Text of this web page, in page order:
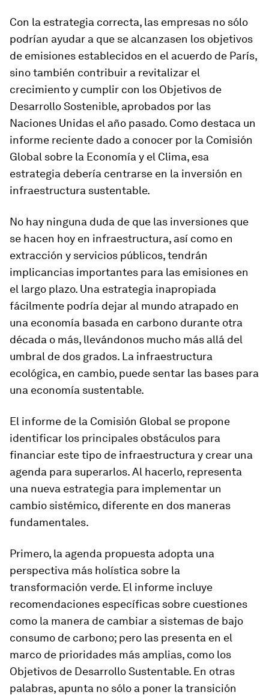
Con la estrategia correcta, las empresas no sólo
podrían ayudar a que se alcanzasen los objetivos
de emisiones establecidos en el acuerdo de París,
sino también contribuir a revitalizar el
crecimiento y cumplir con los Objetivos de
Desarrollo Sostenible, aprobados por las
Naciones Unidas el año pasado. Como destaca un
informe reciente dado a conocer por la Comisión
Global sobre la Economía y el Clima, esa
estrategia debería centrarse en la inversión en
infraestructura sustentable.
No hay ninguna duda de que las inversiones que
se hacen hoy en infraestructura, así como en
extracción y servicios públicos, tendrán
implicancias importantes para las emisiones en
el largo plazo. Una estrategia inapropiada
fácilmente podría dejar al mundo atrapado en
una economía basada en carbono durante otra
década o más, llevándonos mucho más allá del
umbral de dos grados. La infraestructura
ecológica, en cambio, puede sentar las bases para
una economía sustentable.
El informe de la Comisión Global se propone
identificar los principales obstáculos para
financiar este tipo de infraestructura y crear una
agenda para superarlos. Al hacerlo, representa
una nueva estrategia para implementar un
cambio sistémico, diferente en dos maneras
fundamentales.
Primero, la agenda propuesta adopta una
perspectiva más holística sobre la
transformación verde. El informe incluye
recomendaciones específicas sobre cuestiones
como la manera de cambiar a sistemas de bajo
consumo de carbono; pero las presenta en el
marco de prioridades más amplias, como los
Objetivos de Desarrollo Sustentable. En otras
palabras, apunta no sólo a poner la transición